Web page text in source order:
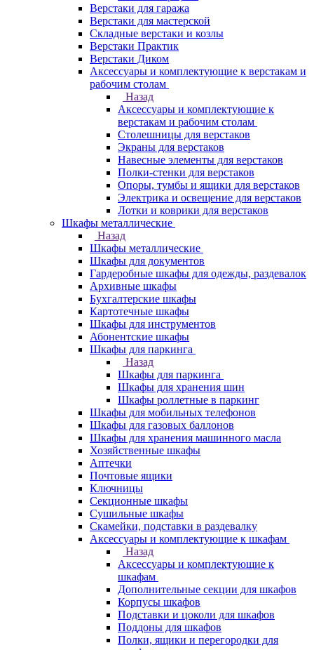
Верстаки для гаража
Верстаки для мастерской
Складные верстаки и козлы
Верстаки Практик
Верстаки Диком
Аксессуары и комплектующие к верстакам и
рабочим столам
Назад
Аксессуары и комплектующие к
верстакам и рабочим столам
Столешницы для верстаков
Экраны для верстаков
Навесные элементы для верстаков
Полки-стенки для верстаков
Опоры, тумбы и ящики для верстаков
Электрика и освещение для верстаков
Лотки и коврики для верстаков
Шкафы металлические
Назад
Шкафы металлические
Шкафы для документов
Гардеробные шкафы для одежды, раздевалок
Архивные шкафы
Бухгалтерские шкафы
Картотечные шкафы
Шкафы для инструментов
Абонентские шкафы
Шкафы для паркинга
Назад
Шкафы для паркинга
Шкафы для хранения шин
Шкафы роллетные в паркинг
Шкафы для мобильных телефонов
Шкафы для газовых баллонов
Шкафы для хранения машинного масла
Хозяйственные шкафы
Аптечки
Почтовые ящики
Ключницы
Секционные шкафы
Сушильные шкафы
Скамейки, подставки в раздевалку
Аксессуары и комплектующие к шкафам
Назад
Аксессуары и комплектующие к
шкафам
Дополнительные секции для шкафов
Корпусы шкафов
Подставки и цоколи для шкафов
Поддоны для шкафов
Полки, ящики и перегородки для